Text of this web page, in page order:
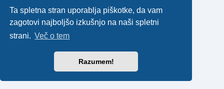
Ta spletna stran uporablja piškotke, da vam
zagotovi najboljšo izkušnjo na naši spletni
strani. Več o tem
Razumem!